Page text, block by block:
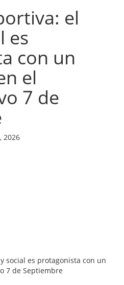
el
es
con un
el
7 de
2026